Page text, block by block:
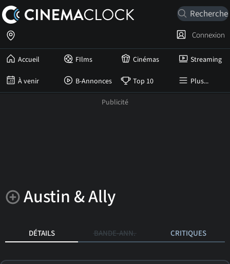
Accueil FIlms Cinémas Streaming
À venir B-Annonces Top 10 Plus...
Connexion
Austin & Ally
DÉTAILS BANDE-ANN. CRITIQUES